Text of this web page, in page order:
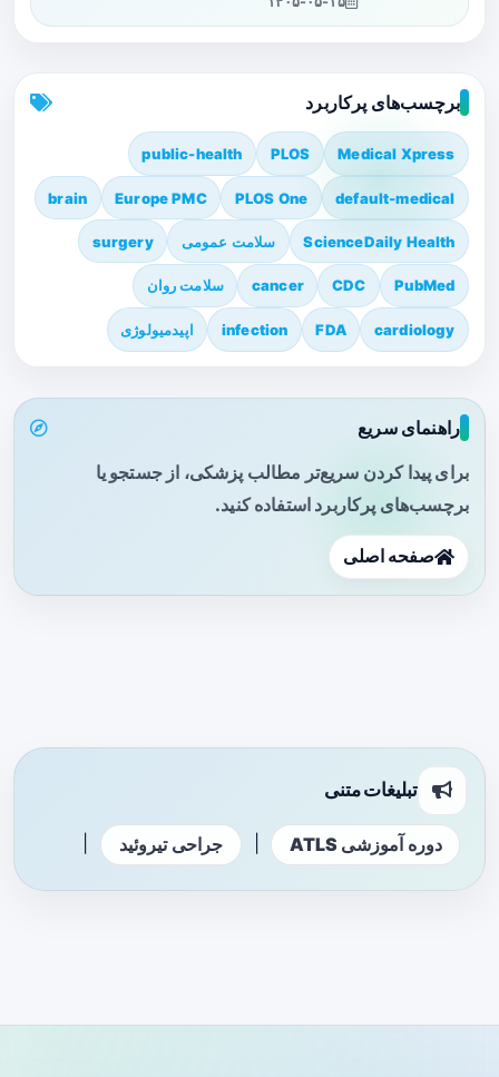
برچسب‌های پرکاربرد
Medical Xpress
PLOS
public-health
default-medical
PLOS One
Europe PMC
brain
ScienceDaily Health سلامت عمومی surgery
PubMed
CDC
cancer سلامت روان
cardiology
FDA
infection اپیدمیولوژی
راهنمای سریع
برای پیدا کردن سریع‌تر مطالب پزشکی، از جستجو یا
برچسب‌های پرکاربرد استفاده کنید.
صفحه اصلی
تبلیغات متنی
دوره آموزشی ATLS جراحی تیروئید